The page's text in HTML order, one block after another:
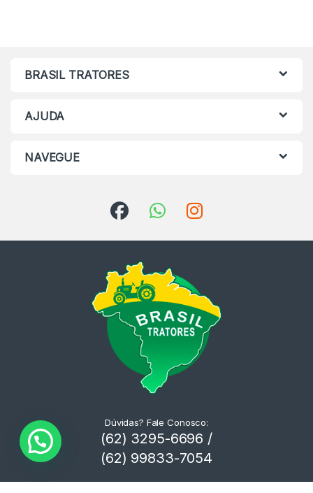
BRASIL TRATORES
AJUDA
NAVEGUE
Dúvidas? Fale Conosco:
(62) 3295-6696 /
(62) 99833-7054